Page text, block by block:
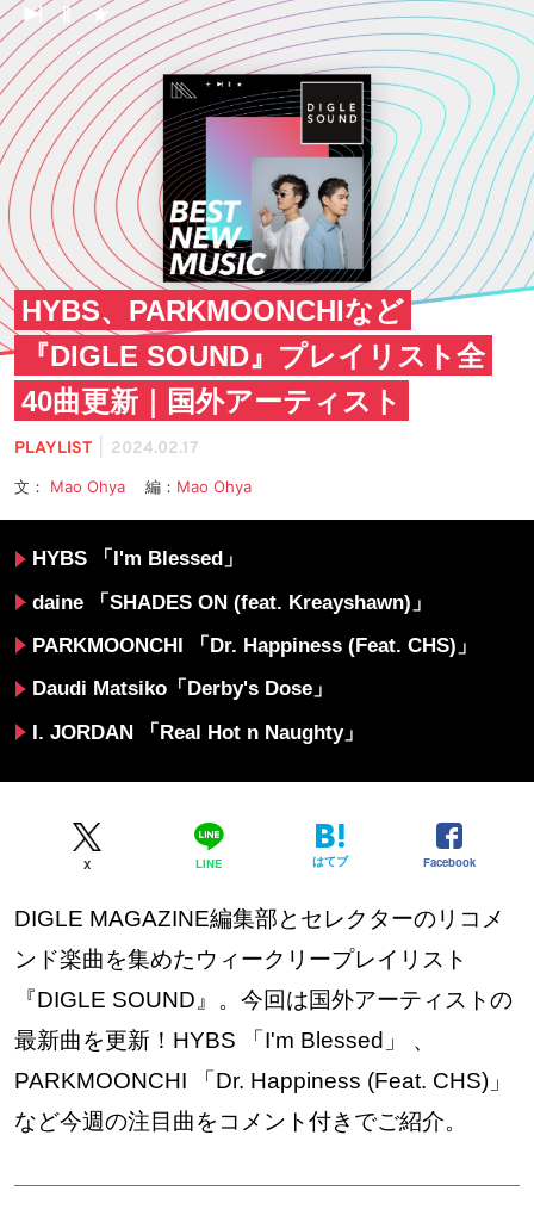
HYBS、PARKMOONCHIなど
『DIGLE SOUND』プレイリスト全
40曲更新｜国外アーティスト
PLAYLIST 2024.02.17
文： Mao Ohya 編： Mao Ohya
HYBS 「I'm Blessed」
daine 「SHADES ON (feat. Kreayshawn)」
PARKMOONCHI 「Dr. Happiness (Feat. CHS)」
Daudi Matsiko「Derby's Dose」
I. JORDAN 「Real Hot n Naughty」
X LINE はてブ Facebook
DIGLE MAGAZINE編集部とセレクターのリコメ
ンド楽曲を集めたウィークリープレイリスト
『DIGLE SOUND』。今回は国外アーティストの
最新曲を更新！HYBS 「I'm Blessed」 、
PARKMOONCHI 「Dr. Happiness (Feat. CHS)」
など今週の注目曲をコメント付きでご紹介。